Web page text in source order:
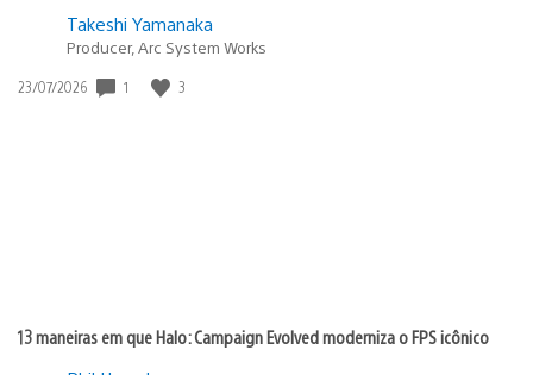
Takeshi Yamanaka
Producer, Arc System Works
Data
23/07/2026 1 3
13 maneiras em que Halo: Campaign Evolved moderniza o FPS icônico